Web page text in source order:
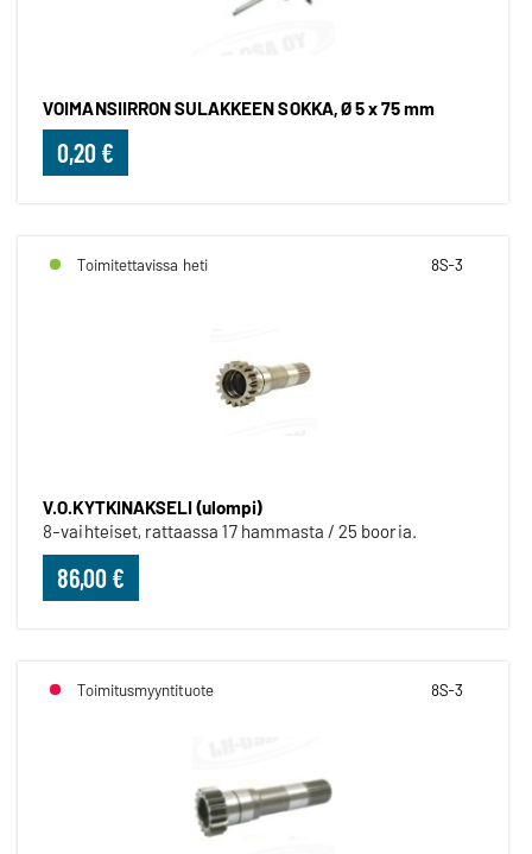
VOIMANSIIRRON SULAKKEEN SOKKA, Ø 5 x 75 mm
0,20 €
Toimitettavissa heti 8S-3
V.O.KYTKINAKSELI (ulompi)
8-vaihteiset, rattaassa 17 hammasta / 25 booria.
86,00 €
Toimitusmyyntituote 8S-3